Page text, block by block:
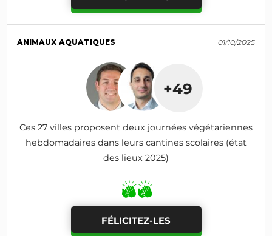
ANIMAUX AQUATIQUES 01/10/2025
+49
Ces 27 villes proposent deux journées végétariennes
hebdomadaires dans leurs cantines scolaires (état
des lieux 2025)
FÉLICITEZ-LES